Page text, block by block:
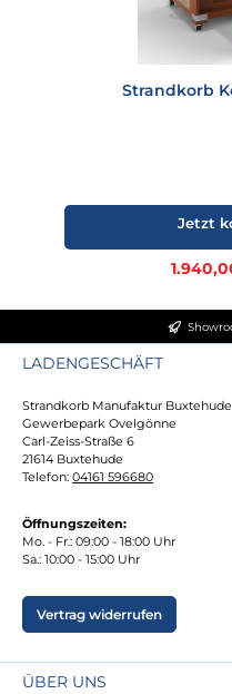
Strandkorb
Jetzt
LADENGESCHÄFT
Strandkorb Manufaktur Buxtehude
Gewerbepark Ovelgönne
Carl-Zeiss-Straße 6
21614 Buxtehude
Telefon: 04161 596680
Öffnungszeiten:
Mo. - Fr.: 09:00 - 18:00 Uhr
Sa.: 10:00 - 15:00 Uhr
Vertrag widerrufen
ÜBER UNS